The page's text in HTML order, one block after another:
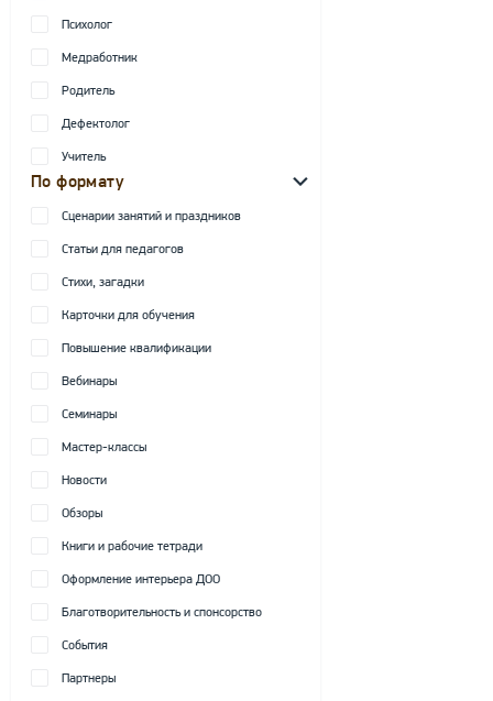
Психолог
Медработник
Родитель
Дефектолог
Учитель
По формату
Сценарии занятий и праздников
Статьи для педагогов
Стихи, загадки
Карточки для обучения
Повышение квалификации
Вебинары
Семинары
Мастер-классы
Новости
Обзоры
Книги и рабочие тетради
Оформление интерьера ДОО
Благотворительность и спонсорство
События
Партнеры